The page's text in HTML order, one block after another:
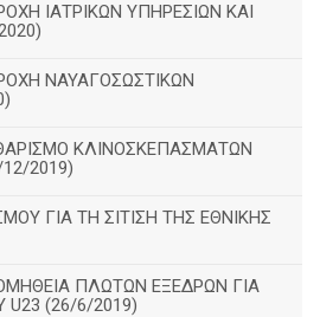
ΙΑΤΡΙΚΩΝ ΥΠΗΡΕΣΙΩΝ ΚΑΙ
ΝΑΥΑΓΟΣΩΣΤΙΚΩΝ
ΚΛΙΝΟΣΚΕΠΑΣΜΑΤΩΝ
2019)
ΓΙΑ ΤΗ ΣΙΤΙΣΗ ΤΗΣ ΕΘΝΙΚΗΣ
ΠΛΩΤΩΝ ΕΞΕΔΡΩΝ ΓΙΑ
(26/6/2019)